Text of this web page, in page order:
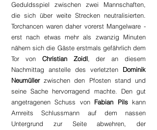
Geduldsspiel zwischen zwei Mannschaften,
die sich über weite Strecken neutralisierten.
Torchancen waren daher vorerst Mangelware -
erst nach etwas mehr als zwanzig Minuten
nähern sich die Gäste erstmals gefährlich dem
Tor von Christian Zoidl, der an diesem
Nachmittag anstelle des verletzten Dominik
Neumüller zwischen den Pfosten stand und
seine Sache hervorragend machte. Den gut
angetragenen Schuss von Fabian Pils kann
Arnreits Schlussmann auf dem nassen
Untergrund zur Seite abwehren, der